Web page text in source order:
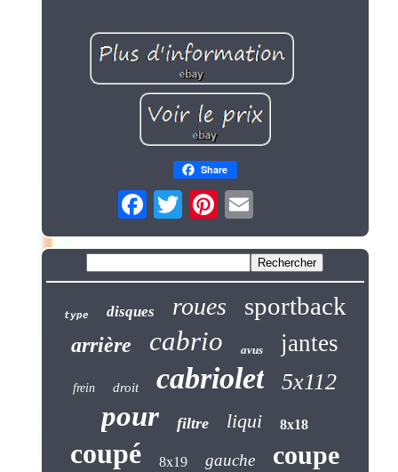
Share
type disques roues sportback
arrière cabrio avus jantes
frein droit cabriolet 5x112
pour filtre liqui 8x18
coupé 8x19 gauche coupe